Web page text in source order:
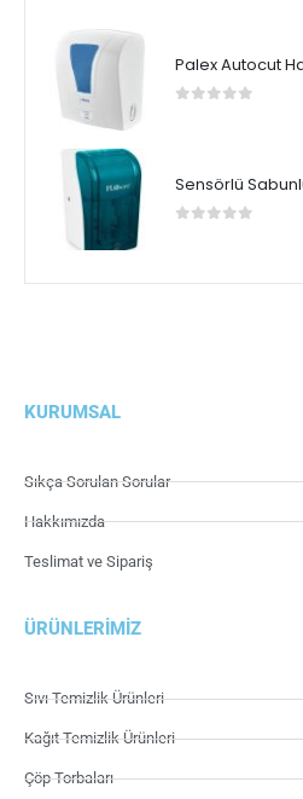
Palex Autocut
Sensörlü
KURUMSAL
Sıkça Sorulan Sorular
Hakkımızda
Teslimat ve Sipariş
ÜRÜNLERIMIZ
Sıvı Temizlik Ürünleri
Kağıt Temizlik Ürünleri
Çöp Torbaları